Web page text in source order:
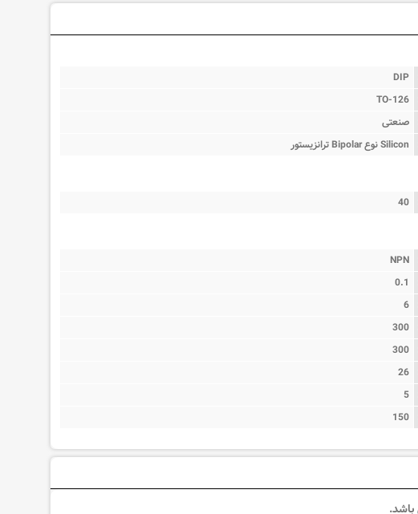
DIP
TO-126
صنعتی
ترانزیستور Bipolar نوع Silicon
40
NPN
0.1
6
300
300
26
5
150